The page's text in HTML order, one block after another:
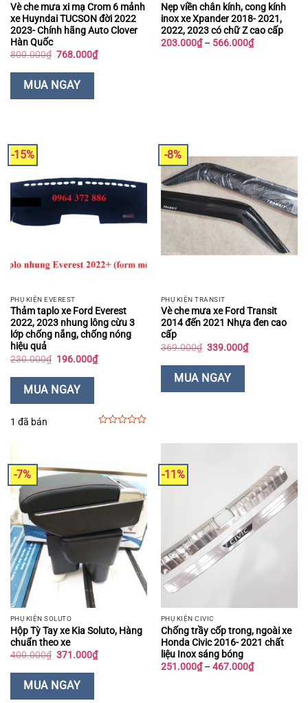
Vè che mưa xi mạ Crom 6 mảnh
xe Huyndai TUCSON đời 2022
2023- Chính hãng Auto Clover
Hàn Quốc
800.000₫ Giá
là:
800.000₫.
768.000₫Giá
hiện
MUA NGAY
Nẹp viền chân kính, cong kính
inox xe Xpander 2018- 2021,
2022, 2023 có chữ Z cao cấp
203.000₫ – 566.000₫Khoảng
giá:
-15%
PHỤ KIỆN EVEREST
Thảm taplo xe Ford Everest
2022, 2023 nhung lông cừu 3
lớp chống nắng, chống nóng
hiệu quả
230.000₫ Giá
là:
230.000₫.
196.000₫Giá
hiện
MUA NGAY
1 đã bán
-8%
PHỤ KIỆN TRANSIT
Vè che mưa xe Ford Transit
2014 đến 2021 Nhựa đen cao
cấp
369.000₫ Giá
là:
369.000₫.
339.000₫Giá
hiện
MUA NGAY
-7%
PHỤ KIỆN SOLUTO
Hộp Tỳ Tay xe Kia Soluto, Hàng
chuẩn theo xe
400.000₫ Giá
là:
400.000₫.
371.000₫Giá
hiện
MUA NGAY
-11%
PHỤ KIỆN CIVIC
Chống trầy cốp trong, ngoài xe
Honda Civic 2016- 2021 chất
liệu Inox sáng bóng
251.000₫ – 467.000₫Khoảng
giá: